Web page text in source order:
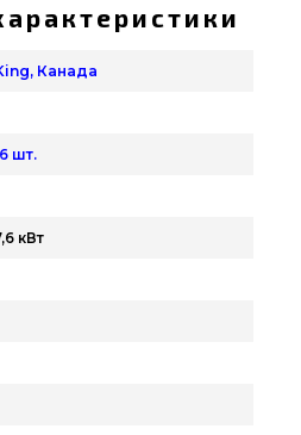
всего 215 900 грн. в
грилей и мангалов
предложения на Газовые
менеджерам на любой
55 и мы поможем купить
Канада
6 шт.
кВт